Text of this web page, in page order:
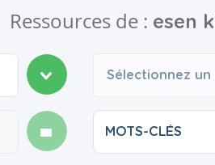
Ressources de : esen
Sélectionnez un